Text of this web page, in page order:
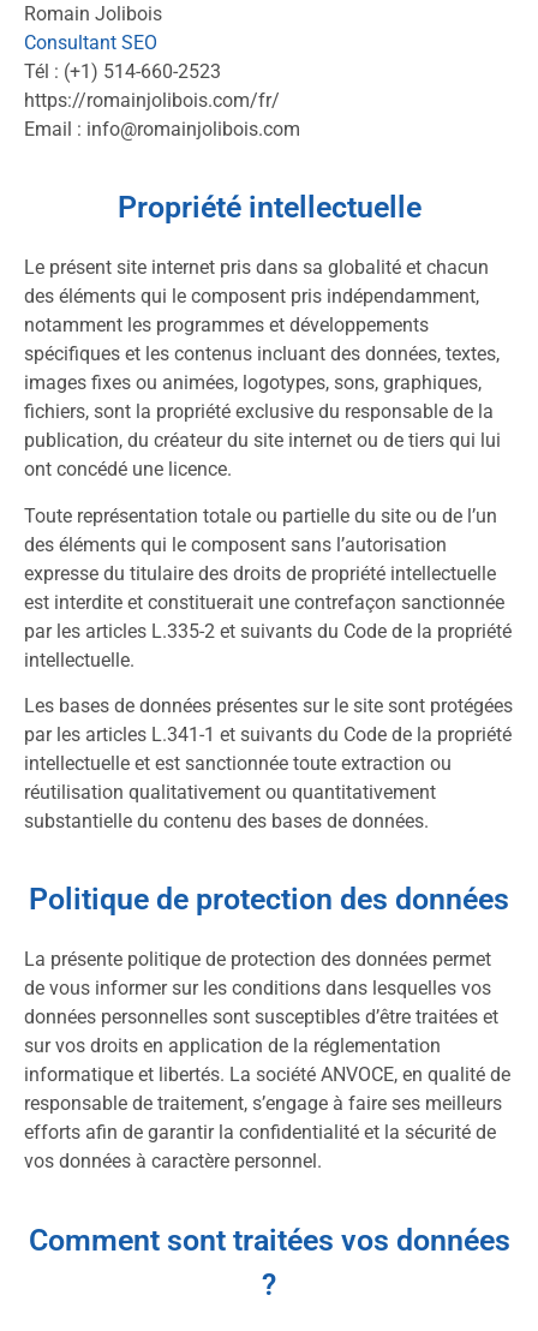
Romain Jolibois
Consultant SEO
Tél : (+1) 514-660-2523
https://romainjolibois.com/fr/
Email : info@romainjolibois.com
Propriété intellectuelle
Le présent site internet pris dans sa globalité et chacun
des éléments qui le composent pris indépendamment,
notamment les programmes et développements
spécifiques et les contenus incluant des données, textes,
images fixes ou animées, logotypes, sons, graphiques,
fichiers, sont la propriété exclusive du responsable de la
publication, du créateur du site internet ou de tiers qui lui
ont concédé une licence.
Toute représentation totale ou partielle du site ou de l’un
des éléments qui le composent sans l’autorisation
expresse du titulaire des droits de propriété intellectuelle
est interdite et constituerait une contrefaçon sanctionnée
par les articles L.335-2 et suivants du Code de la propriété
intellectuelle.
Les bases de données présentes sur le site sont protégées
par les articles L.341-1 et suivants du Code de la propriété
intellectuelle et est sanctionnée toute extraction ou
réutilisation qualitativement ou quantitativement
substantielle du contenu des bases de données.
Politique de protection des données
La présente politique de protection des données permet
de vous informer sur les conditions dans lesquelles vos
données personnelles sont susceptibles d’être traitées et
sur vos droits en application de la réglementation
informatique et libertés. La société ANVOCE, en qualité de
responsable de traitement, s’engage à faire ses meilleurs
efforts afin de garantir la confidentialité et la sécurité de
vos données à caractère personnel.
Comment sont traitées vos données
?